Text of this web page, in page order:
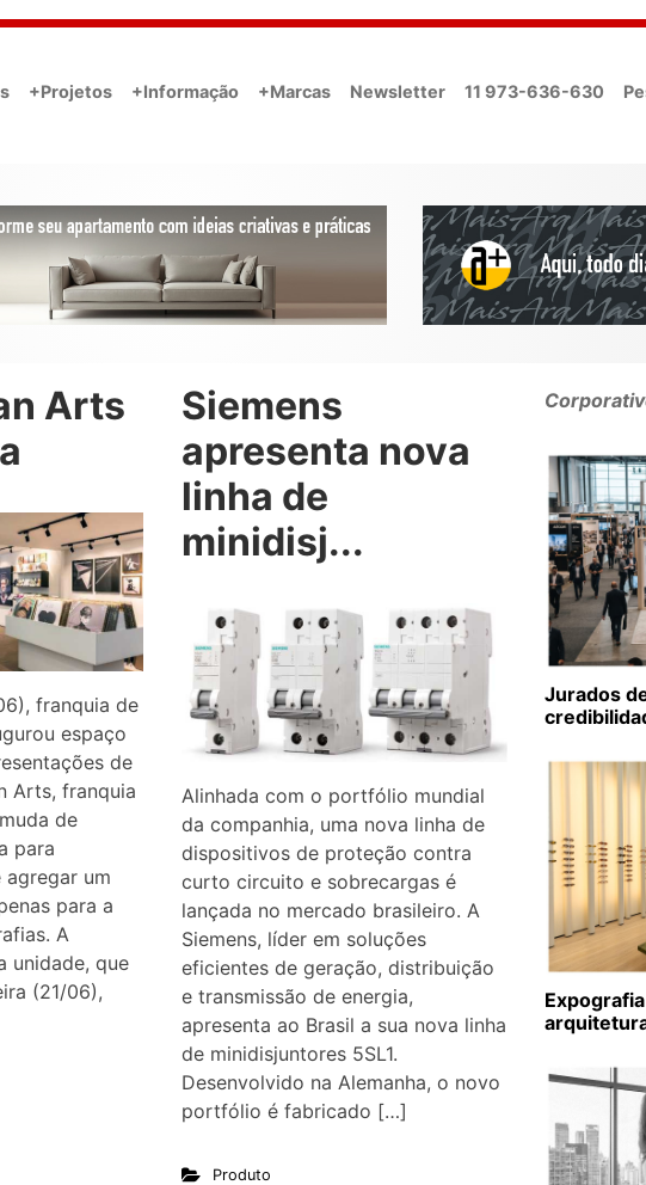
+Projetos +Informação +Marcas Newsletter 11 973-636-630
Arts
franquia de
espaço
de
Arts, franquia
de
para
agregar um
para a
A
unidade, que
(21/06),
Siemens
apresenta nova
linha de
minidisj...
Alinhada com o portfólio mundial
da companhia, uma nova linha de
dispositivos de proteção contra
curto circuito e sobrecargas é
lançada no mercado brasileiro. A
Siemens, líder em soluções
eficientes de geração, distribuição
e transmissão de energia,
apresenta ao Brasil a sua nova linha
de minidisjuntores 5SL1.
Desenvolvido na Alemanha, o novo
portfólio é fabricado […]
Produto
Jurados